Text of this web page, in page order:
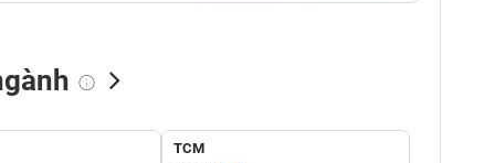
Tự doanh mua
TCM